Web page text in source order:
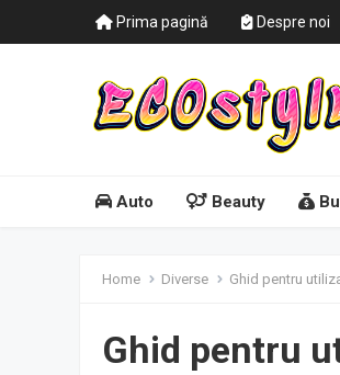
Prima pagină Despre noi
Auto Beauty
Home Diverse Ghid pentru
Ghid pentru